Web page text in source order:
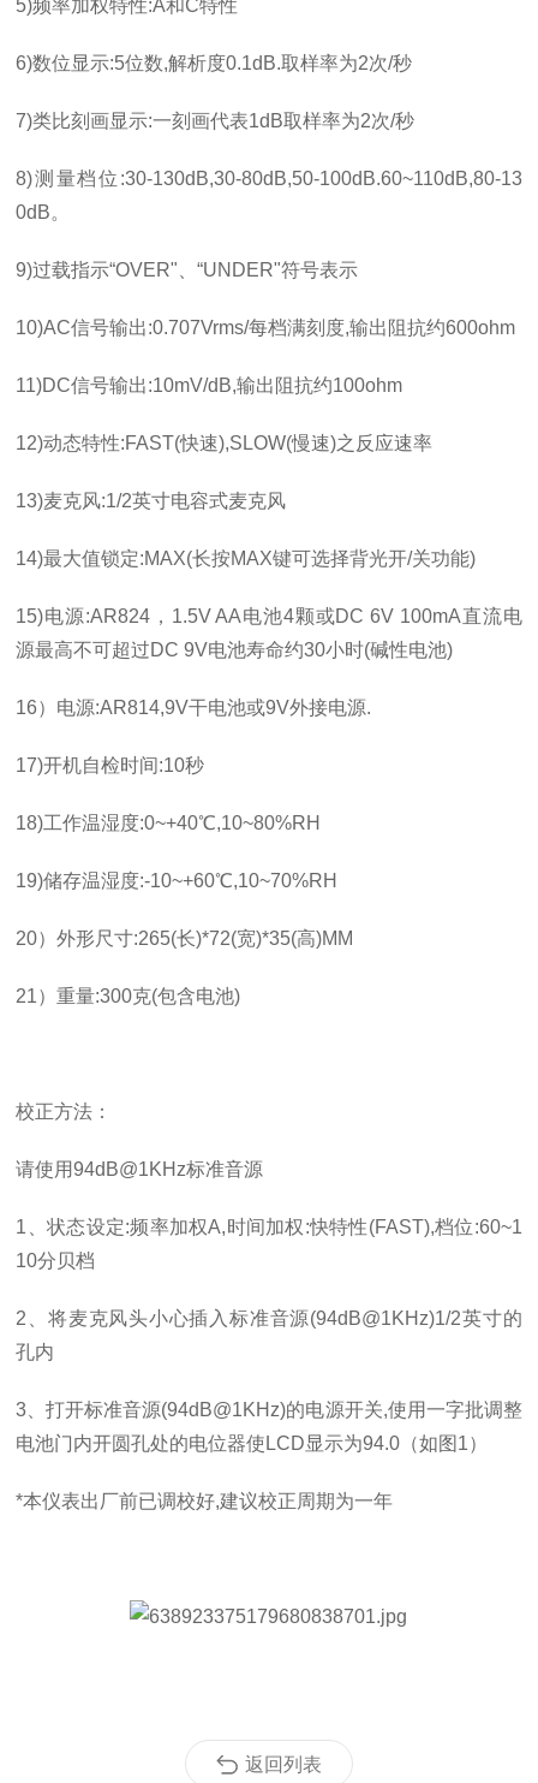
5)频率加权特性:A和C特性
6)数位显示:5位数,解析度0.1dB.取样率为2次/秒
7)类比刻画显示:一刻画代表1dB取样率为2次/秒
8)测量档位 :30-130dB,30-80dB,50-100dB.60~110dB,80-13
0dB。
9)过载指示“OVER"、“UNDER"符号表示
10)AC信号输出:0.707Vrms/每档满刻度,输出阻抗约600ohm
11)DC信号输出:10mV/dB,输出阻抗约100ohm
12)动态特性:FAST(快速),SLOW(慢速)之反应速率
13)麦克风:1/2英寸电容式麦克风
14)最大值锁定:MAX(长按MAX键可选择背光开/关功能)
15)电源:AR824， 1.5V AA电池4颗或DC 6V 100mA直流电
源最高不可超过DC 9V电池寿命约30小时(碱性电池)
16）电源:AR814,9V干电池或9V外接电源.
17)开机自检时间:10秒
18)工作温湿度:0~+40℃,10~80%RH
19)储存温湿度:-10~+60℃,10~70%RH
20）外形尺寸:265(长)*72(宽)*35(高)MM
21）重量:300克(包含电池)
校正方法：
请使用94dB@1KHz标准音源
1 、状态设定:频率加权A,时间加权:快特性(FAST),档位:60~1
10分贝档
2 、将麦克风头小心插入标准音源(94dB@1KHz)1/2英寸的
孔内
3 、打开标准音源(94dB@1KHz)的电源开关,使用一字批调整
电池门内开圆孔处的电位器使 LCD显示为94.0 （如图 1）
*本仪表出厂前已调校好,建议校正周期为一年
返回列表